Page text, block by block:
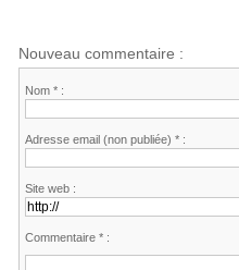
Nouveau commentaire :
Nom * :
Adresse email (non publiée) * :
Site web :
Commentaire * :